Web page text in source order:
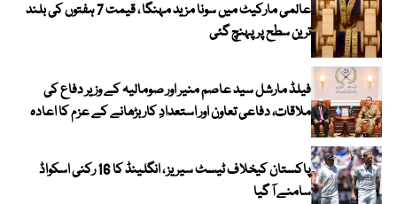
عالمی مارکیٹ میں سونا مزید مہنگا ، قیمت 7 ہفتوں کی بلند
ترین سطح پر پہنچ گئی
فیلڈ مارشل سید عاصم منیر اور صومالیہ کے وزیر دفاع کی
ملاقات، دفاعی تعاون اور استعدادِ کار بڑھانے کے عزم کا اعادہ
پاکستان کیخلاف ٹیسٹ سیریز ، انگلینڈ کا 16 رکنی اسکواڈ
سامنے آ گیا